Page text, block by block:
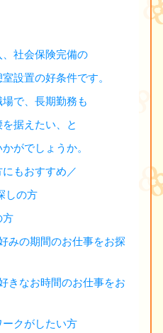
社会保険完備の
設置の好条件です。
で、長期勤務も
据えたい、と
がでしょうか。
もおすすめ／
しの方
方
みの期間のお仕事をお探
きなお時間のお仕事をお
ークがしたい方